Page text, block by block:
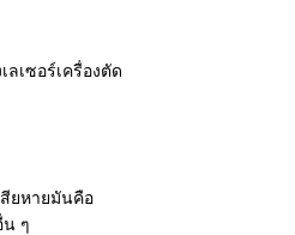
ลเซอร์เครื่องตัด
สียหายมันคือ
น ๆ